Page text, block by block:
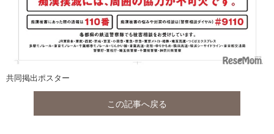
共同掲出ポスター
この記事へ戻る